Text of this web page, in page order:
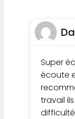
Super
écoute
travail
difficulté